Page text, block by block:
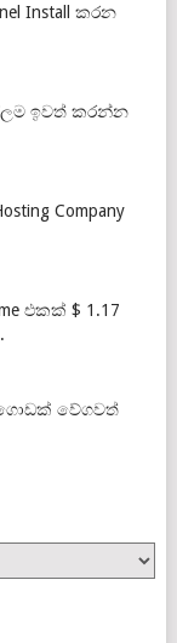
Install කරන
ඉවත් කරන්න
Company
එකක් $ 1.17
ගොඩක් වේගවත්